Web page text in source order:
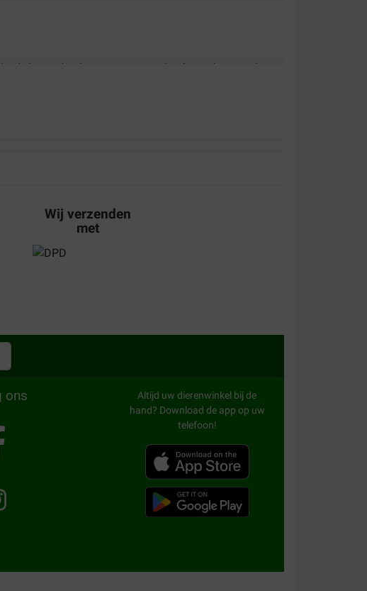
bij een herder met artrose, ze heeft jarenlang goed
pijnmedicatie. Nu gestart met dit product bij een
artrose, hopelijk hetzelfde resultaat.
resultaat te geven
Wij verzenden
met
ons
Altijd uw dierenwinkel bij de
hand? Download de app op uw
telefoon!